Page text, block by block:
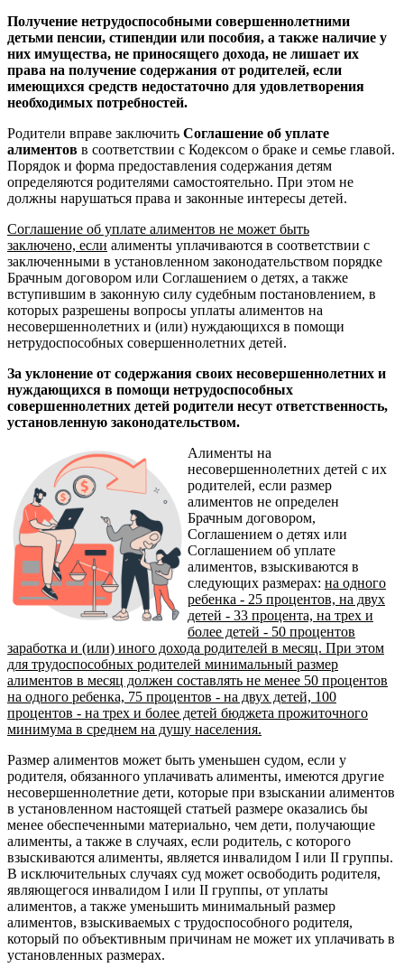
Получение нетрудоспособными совершеннолетними
детьми пенсии, стипендии или пособия, а также наличие у
них имущества, не приносящего дохода, не лишает их
права на получение содержания от родителей, если
имеющихся средств недостаточно для удовлетворения
необходимых потребностей.
Родители вправе заключить Соглашение об уплате
алиментов в соответствии с Кодексом о браке и семье главой.
Порядок и форма предоставления содержания детям
определяются родителями самостоятельно. При этом не
должны нарушаться права и законные интересы детей.
Соглашение об уплате алиментов не может быть
заключено, если алименты уплачиваются в соответствии с
заключенными в установленном законодательством порядке
Брачным договором или Соглашением о детях, а также
вступившим в законную силу судебным постановлением, в
которых разрешены вопросы уплаты алиментов на
несовершеннолетних и (или) нуждающихся в помощи
нетрудоспособных совершеннолетних детей.
За уклонение от содержания своих несовершеннолетних и
нуждающихся в помощи нетрудоспособных
совершеннолетних детей родители несут ответственность,
установленную законодательством.
Алименты на
несовершеннолетних детей с их
родителей, если размер
алиментов не определен
Брачным договором,
Соглашением о детях или
Соглашением об уплате
алиментов, взыскиваются в
следующих размерах: на одного
ребенка - 25 процентов, на двух
детей - 33 процента, на трех и
более детей - 50 процентов
заработка и (или) иного дохода родителей в месяц. При этом
для трудоспособных родителей минимальный размер
алиментов в месяц должен составлять не менее 50 процентов
на одного ребенка, 75 процентов - на двух детей, 100
процентов - на трех и более детей бюджета прожиточного
минимума в среднем на душу населения.
Размер алиментов может быть уменьшен судом, если у
родителя, обязанного уплачивать алименты, имеются другие
несовершеннолетние дети, которые при взыскании алиментов
в установленном настоящей статьей размере оказались бы
менее обеспеченными материально, чем дети, получающие
алименты, а также в случаях, если родитель, с которого
взыскиваются алименты, является инвалидом I или II группы.
В исключительных случаях суд может освободить родителя,
являющегося инвалидом I или II группы, от уплаты
алиментов, а также уменьшить минимальный размер
алиментов, взыскиваемых с трудоспособного родителя,
который по объективным причинам не может их уплачивать в
установленных размерах.